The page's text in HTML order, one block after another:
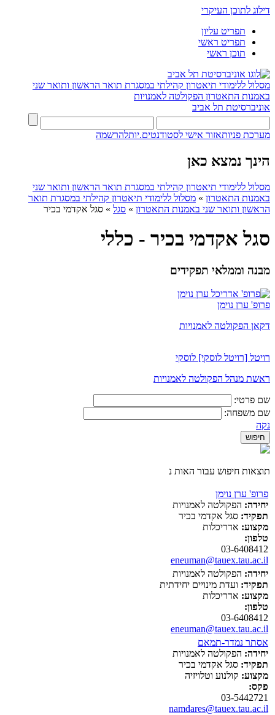
דילוג לתוכן העיקרי
תפריט עליון
תפריט ראשי
תוכן ראשי
מסלול ללימודי תיאטרון קהילתי במסגרת תואר הראשון ותואר שני
באמנות התאטרון הפקולטה לאמנויות
אוניברסיטת תל אביב
מערכת פניותאזור אישי לסטודנטים.יותלהרשמה
הינך נמצא כאן
מסלול ללימודי תיאטרון קהילתי במסגרת תואר הראשון ותואר שני
באמנות התאטרון » מסלול ללימודי תיאטרון קהילתי במסגרת תואר
הראשון ותואר שני באמנות התאטרון » סגל » סגל אקדמי בכיר
סגל אקדמי בכיר - כללי
מבנה וממלאי תפקידים
פרופ' ערן נוימן
דקאן הפקולטה לאמנויות
רויטל [רויטל לוסקי] לוסקי
ראשת מנהל הפקולטה לאמנויות
שם פרטי:
שם משפחה:
נקה
תוצאות חיפוש עבור האות נ
פרופ' ערן נוימן
יחידה: הפקולטה לאמנויות
תפקיד: סגל אקדמי בכיר
מקצוע: אדריכלות
טלפון:
03-6408412
eneuman@tauex.tau.ac.il
יחידה: הפקולטה לאמנויות
תפקיד: ועדת מינויים יחידתית
מקצוע: אדריכלות
טלפון:
03-6408412
eneuman@tauex.tau.ac.il
אסתר נמדר-תמאם
יחידה: הפקולטה לאמנויות
תפקיד: סגל אקדמי בכיר
מקצוע: קולנוע וטלויזיה
פקס:
03-5442721
namdares@tauex.tau.ac.il